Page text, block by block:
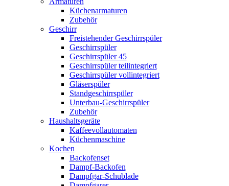
Küchenarmaturen
Zubehör
Geschirr
Freistehender Geschirrspüler
Geschirrspüler
Geschirrspüler 45
Geschirrspüler teilintegriert
Geschirrspüler vollintegriert
Gläserspüler
Standgeschirrspüler
Unterbau-Geschirrspüler
Zubehör
Haushaltsgeräte
Kaffeevollautomaten
Küchenmaschine
Kochen
Backofenset
Dampf-Backofen
Dampfgar-Schublade